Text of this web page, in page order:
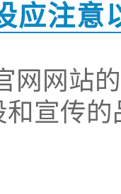
应注意
网 网站
和宣传